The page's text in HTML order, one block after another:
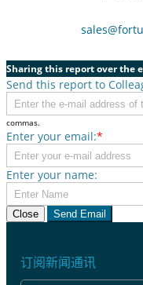
Sharing this report over the
Send this report to
commas.
Enter your email:*
Enter your name:
Close Send Email
订阅新闻通讯